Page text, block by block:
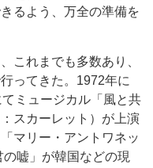
るよう、万全の準備を
これまでも多数あり、
ってきた。1972年に
ミュージカル「風と共
スカーレット）が上演
マリー・アントワネッ
の嘘」が韓国などの現